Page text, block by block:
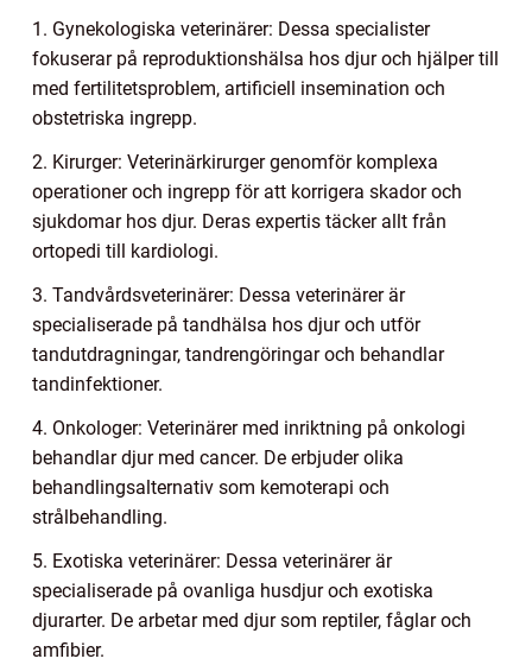
1. Gynekologiska veterinärer: Dessa specialister
fokuserar på reproduktionshälsa hos djur och hjälper till
med fertilitetsproblem, artificiell insemination och
obstetriska ingrepp.
2. Kirurger: Veterinärkirurger genomför komplexa
operationer och ingrepp för att korrigera skador och
sjukdomar hos djur. Deras expertis täcker allt från
ortopedi till kardiologi.
3. Tandvårdsveterinärer: Dessa veterinärer är
specialiserade på tandhälsa hos djur och utför
tandutdragningar, tandrengöringar och behandlar
tandinfektioner.
4. Onkologer: Veterinärer med inriktning på onkologi
behandlar djur med cancer. De erbjuder olika
behandlingsalternativ som kemoterapi och
strålbehandling.
5. Exotiska veterinärer: Dessa veterinärer är
specialiserade på ovanliga husdjur och exotiska
djurarter. De arbetar med djur som reptiler, fåglar och
amfibier.